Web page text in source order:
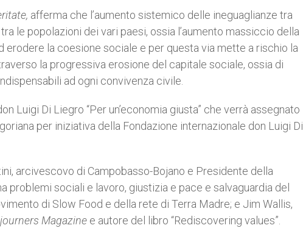
afferma che l’aumento sistemico delle ineguaglianze tra
le popolazioni dei vari paesi, ossia l’aumento massiccio della
erodere la coesione sociale e per questa via mette a rischio la
la progressiva erosione del capitale sociale, ossia di
ad ogni convivenza civile.
Luigi Di Liegro “Per un’economia giusta” che verrà assegnato
per iniziativa della Fondazione internazionale don Luigi Di
arcivescovo di Campobasso-Bojano e Presidente della
problemi sociali e lavoro, giustizia e pace e salvaguardia del
di Slow Food e della rete di Terra Madre; e Jim Wallis,
Magazine e autore del libro “Rediscovering values”.